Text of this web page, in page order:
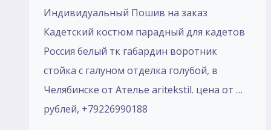
Индивидуальный Пошив на заказ
Кадетский костюм парадный для кадетов
Россия белый тк габардин воротник
стойка с галуном отделка голубой, в
Челябинске от Ателье aritekstil. цена от …
рублей, +79226990188